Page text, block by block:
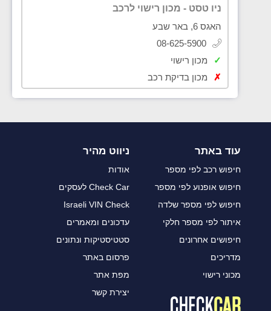
ניו טסט - מכון רישוי לרכב
האגס 6, באר שבע
08-625-5900
✓
מכון רישוי
✗
מכון בדיקת רכב
עוד באתר
חיפוש רכב לפי מספר
חיפוש אופנוע לפי מספר
חיפוש לפי מספר שלדה
איתור לפי מספר חלקי
חיפושים אחרונים
מדריכים
מכוני רישוי
ניווט מהיר
אודות
Check Car לעסקים
Israeli VIN Check
עדכונים ומאמרים
סטטיסטיקות ונתונים
פרסום באתר
מפת אתר
יצירת קשר